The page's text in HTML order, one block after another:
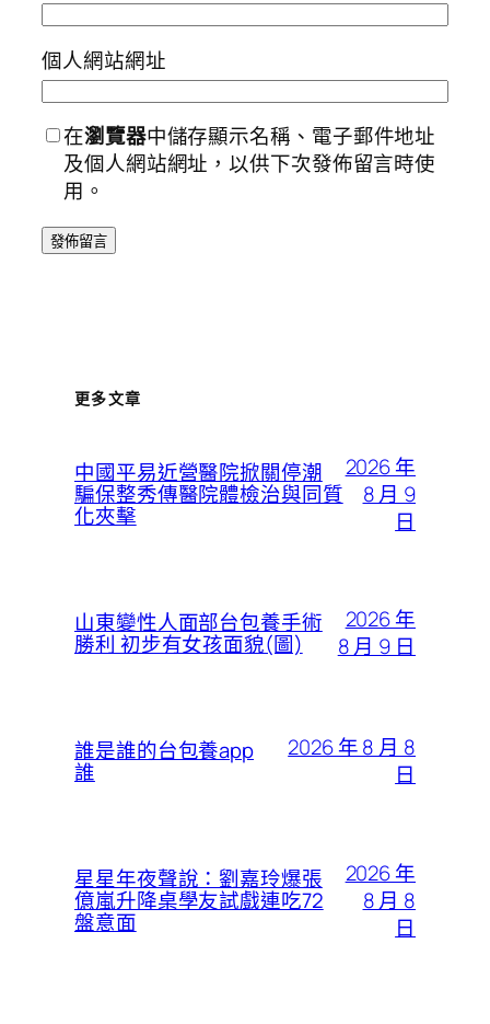
個人網站網址
在瀏覽器中儲存顯示名稱、電子郵件地址
及個人網站網址，以供下次發佈留言時使
用。
更多文章
中國平易近營醫院掀關停潮
騙保整秀傳醫院體檢治與同質
化夾擊
2026 年
8 月 9
日
山東變性人面部台包養手術
勝利 初步有女孩面貌(圖)
2026 年
8 月 9 日
誰是誰的台包養app
誰
2026 年 8 月 8
日
星星年夜聲說：劉嘉玲爆張
億嵐升降桌學友試戲連吃72
盤意面
2026 年
8 月 8
日